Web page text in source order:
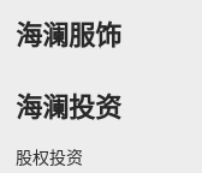
海澜服饰
海澜投资
股权投资